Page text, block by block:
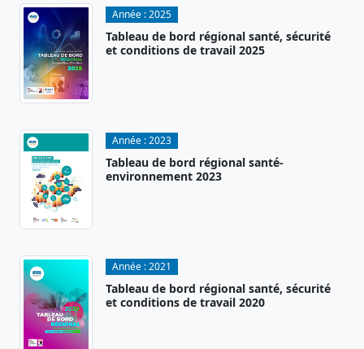
Année :2025
Tableau de bord régional santé, sécurité
et conditions de travail 2025
Année :2023
Tableau de bord régional santé-
environnement 2023
Année :2021
Tableau de bord régional santé, sécurité
et conditions de travail 2020